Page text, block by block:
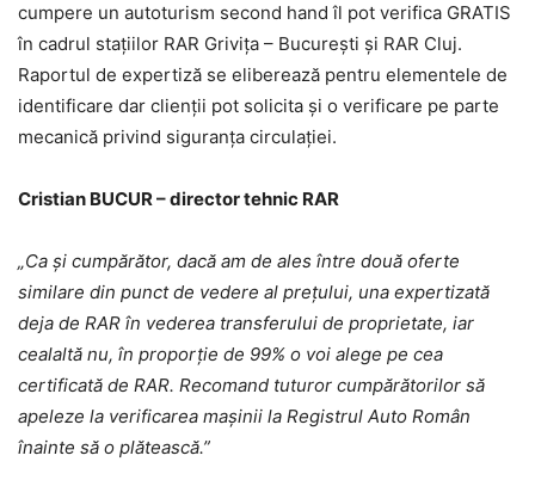
cumpere un autoturism second hand îl pot verifica GRATIS
în cadrul stațiilor RAR Grivița – București și RAR Cluj.
Raportul de expertiză se eliberează pentru elementele de
identificare dar clienții pot solicita și o verificare pe parte
mecanică privind siguranța circulației.
Cristian BUCUR – director tehnic RAR
„Ca și cumpărător, dacă am de ales între două oferte
similare din punct de vedere al prețului, una expertizată
deja de RAR în vederea transferului de proprietate, iar
cealaltă nu, în proporție de 99% o voi alege pe cea
certificată de RAR. Recomand tuturor cumpărătorilor să
apeleze la verificarea mașinii la Registrul Auto Român
înainte să o plătească.”